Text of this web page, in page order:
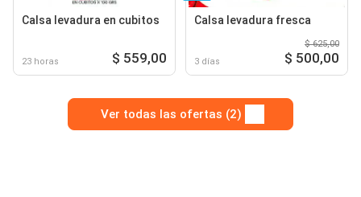
Calsa levadura en cubitos
23 horas $ 559,00
Calsa levadura fresca
3 días
$ 625,00
$ 500,00
Ver todas las ofertas (2)